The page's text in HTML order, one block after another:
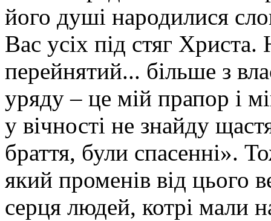
його душі народилися
Вас усіх під стяг
перейнятий... більше з
уряду – це мій прапор і
у вічності не знайду
браття, були спасенні».
який променів від цього
серця людей, котрі мали